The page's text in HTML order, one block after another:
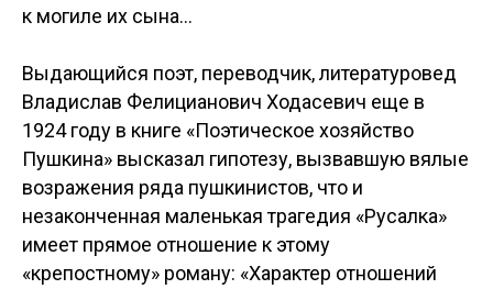
к могиле их сына…
Выдающийся поэт, переводчик, литературовед
Владислав Фелицианович Ходасевич еще в
1924 году в книге «Поэтическое хозяйство
Пушкина» высказал гипотезу, вызвавшую вялые
возражения ряда пушкинистов, что и
незаконченная маленькая трагедия «Русалка»
имеет прямое отношение к этому
«крепостному» роману: «Характер отношений